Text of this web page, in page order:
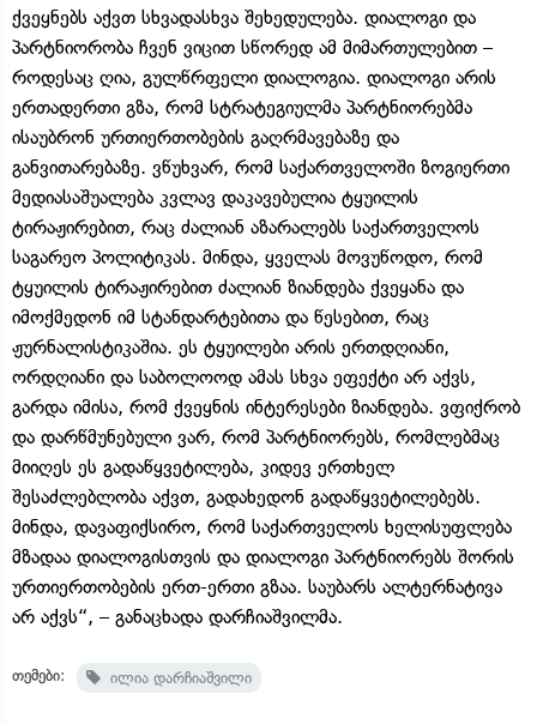
ქვეყნებს აქვთ სხვადასხვა შეხედულება. დიალოგი და
პარტნიორობა ჩვენ ვიცით სწორედ ამ მიმართულებით –
როდესაც ღია, გულწრფელი დიალოგია. დიალოგი არის
ერთადერთი გზა, რომ სტრატეგიულმა პარტნიორებმა
ისაუბრონ ურთიერთობების გაღრმავებაზე და
განვითარებაზე. ვწუხვარ, რომ საქართველოში ზოგიერთი
მედიასაშუალება კვლავ დაკავებულია ტყუილის
ტირაჟირებით, რაც ძალიან აზარალებს საქართველოს
საგარეო პოლიტიკას. მინდა, ყველას მოვუწოდო, რომ
ტყუილის ტირაჟირებით ძალიან ზიანდება ქვეყანა და
იმოქმედონ იმ სტანდარტებითა და წესებით, რაც
ჟურნალისტიკაშია. ეს ტყუილები არის ერთდღიანი,
ორდღიანი და საბოლოოდ ამას სხვა ეფექტი არ აქვს,
გარდა იმისა, რომ ქვეყნის ინტერესები ზიანდება. ვფიქრობ
და დარწმუნებული ვარ, რომ პარტნიორებს, რომლებმაც
მიიღეს ეს გადაწყვეტილება, კიდევ ერთხელ
შესაძლებლობა აქვთ, გადახედონ გადაწყვეტილებებს.
მინდა, დავაფიქსირო, რომ საქართველოს ხელისუფლება
მზადაა დიალოგისთვის და დიალოგი პარტნიორებს შორის
ურთიერთობების ერთ-ერთი გზაა. საუბარს ალტერნატივა
არ აქვს“, – განაცხადა დარჩიაშვილმა.
თემები: ილია დარჩიაშვილი